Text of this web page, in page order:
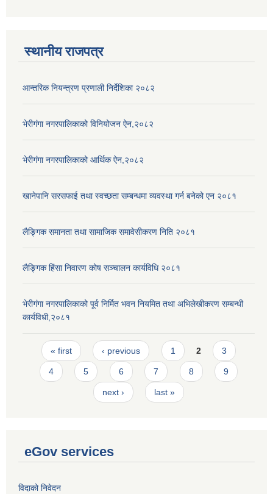
स्थानीय राजपत्र
आन्तरिक नियन्त्रण प्रणाली निर्देशिका २०८२
भेरीगंगा नगरपालिकाको विनियोजन ऐन,२०८२
भेरीगंगा नगरपालिकाको आर्थिक ऐन,२०८२
खानेपानि सरसफाई तथा स्वच्छता सम्बन्धमा व्यवस्था गर्न बनेको एन २०८१
लैङ्गिक समानता तथा सामाजिक समावेसीकरण निति २०८१
लैङ्गिक हिंसा निवारण कोष सञ्चालन कार्यविधि २०८१
भेरीगंगा नगरपालिकाको पूर्व निर्मित भवन नियमित तथा अभिलेखीकरण सम्बन्धी
कार्यविधी,२०८१
Pages
« first ‹ previous 1 2 3
4 5 6 7 8 9
next › last »
eGov services
विदाको निवेदन